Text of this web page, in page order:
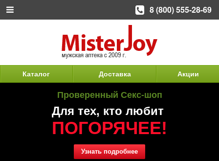
Каталог Доставка Акции
Проверенный Секс-шоп
Для тех, кто любит
ПОГОРЯЧЕЕ!
Узнать подробнее
8 (800) 555-28-69